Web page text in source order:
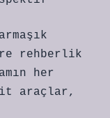
rehberlik
her
araçlar,